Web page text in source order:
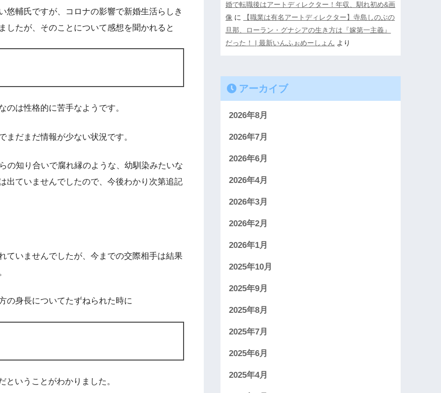
悠輔氏ですが、コロナの影響で新婚生活らしき
したが、そのことについて感想を聞かれると
のは性格的に苦手なようです。
だまだ情報が少ない状況です。
の知り合いで腐れ縁のような、幼馴染みたいな
出ていませんでしたので、今後わかり次第追記
ていませんでしたが、今までの交際相手は結果
の身長についてたずねられた時に
ということがわかりました。
婚で転職後はアートディレクター！年収、馴れ初め&画
像 に
【職業は有名アートディレクター】寺島しのぶの
旦那、ローラン・グナシアの生き方は『嫁第一主義』
だった！ | 最新いんふぉめーしょん より
アーカイブ
2026年8月
2026年7月
2026年6月
2026年4月
2026年3月
2026年2月
2026年1月
2025年10月
2025年9月
2025年8月
2025年7月
2025年6月
2025年4月